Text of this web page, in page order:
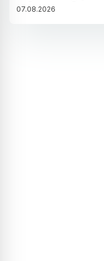
07.08.2026